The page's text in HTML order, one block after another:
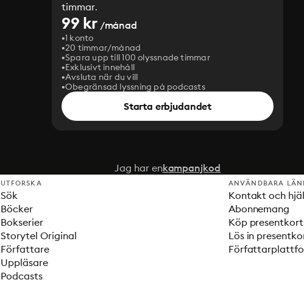
timmar.
99 kr/månad
1 konto
20 timmar/månad
Spara upp till 100 olyssnade timmar
Exklusivt innehåll
Avsluta när du vill
Obegränsad lyssning på podcasts
Starta erbjudandet
Jag har enkampanjkod
UTFORSKA
Sök
Böcker
Bokserier
Storytel Original
Författare
Uppläsare
Podcasts
ANVÄNDBARA
Kontakt och
Abonnemang
Köp presentkort
Lös in